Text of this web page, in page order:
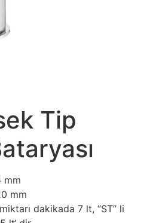
Tip
mm
mm
dakikada 7 lt, ‘’ST’’ li